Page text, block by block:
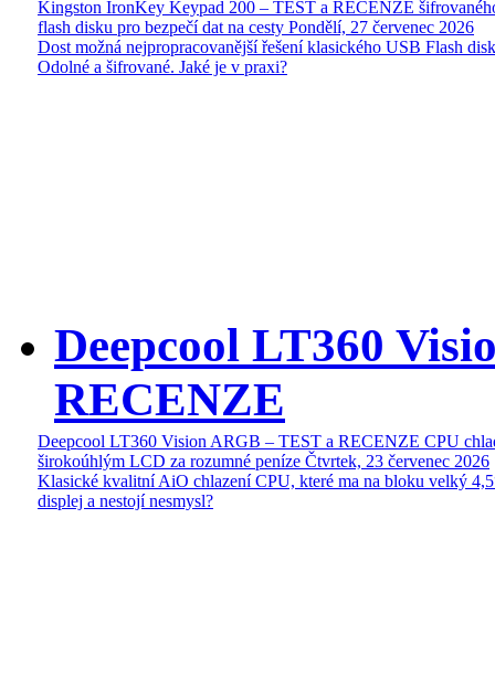
Kingston IronKey Keypad 200 – TEST a RECENZE
flash disku pro bezpečí dat na cesty Pondělí, 27 červenec 2026
Dost možná nejpropracovanější řešení klasického USB Flash
Odolné a šifrované. Jaké je v praxi?
Deepcool LT360
RECENZE
Deepcool LT360 Vision ARGB – TEST a RECENZE CPU
širokoúhlým LCD za rozumné peníze Čtvrtek, 23 červenec 2026
Klasické kvalitní AiO chlazení CPU, které ma na bloku velký
displej a nestojí nesmysl?